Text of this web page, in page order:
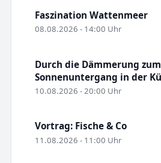
Faszination Wattenmeer
08.08.2026 - 14:00 Uhr
Durch die Dämmerung zum
Sonnenuntergang in der
10.08.2026 - 20:00 Uhr
Vortrag: Fische & Co
11.08.2026 - 11:00 Uhr